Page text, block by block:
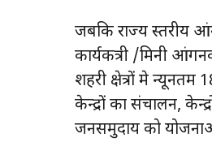
जबकि राज्य स्तरीय
कार्यकत्री /मिनी
शहरी क्षेत्रों मे
केन्द्रों का संचालन,
जनसमुदाय को